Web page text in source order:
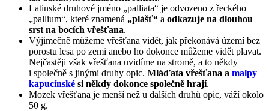
Latinské druhové jméno „palliata“ je odvozeno z řeckého
„pallium“, které znamená „plášť“ a odkazuje na dlouhou
srst na bocích vřešťana.
Výjimečně můžeme vřešťana vidět, jak překonává území bez
porostu lesa po zemi anebo ho dokonce můžeme vidět plavat.
Nejčastěji však vřešťana uvidíme na stromě, a to někdy
i společně s jinými druhy opic. Mláďata vřešťana a malpy
kapucínské si někdy dokonce společně hrají.
Mozek vřešťana je menší než u dalších druhů opic, váží okolo
50 g.